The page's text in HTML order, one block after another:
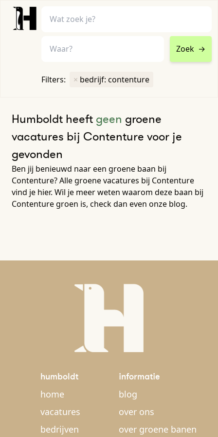
Zoek →
Filters: × bedrijf: contenture
Humboldt heeft geen groene
vacatures bij Contenture voor je
gevonden
Ben jij benieuwd naar een groene baan bij
Contenture? Alle groene vacatures bij Contenture
vind je hier. Wil je meer weten waarom deze baan bij
Contenture groen is, check dan even onze blog.
humboldt
home
vacatures
bedrijven
informatie
blog
over ons
over groene banen